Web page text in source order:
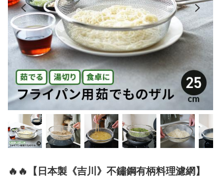
🔥🔥【日本製《吉川》不鏽鋼有柄料理濾網】